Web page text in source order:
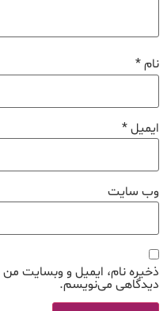
نام*
ایمیل*
وب‌ سایت
ذخیره نام، ایمیل و وبسایت من
دیدگاهی می‌نویسم.